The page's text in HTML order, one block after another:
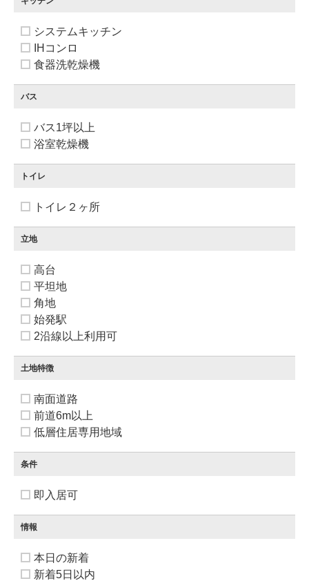
システムキッチン
IHコンロ
食器洗乾燥機
バス
バス1坪以上
浴室乾燥機
トイレ
トイレ２ヶ所
立地
高台
平坦地
角地
始発駅
2沿線以上利用可
土地特徴
南面道路
前道6m以上
低層住居専用地域
条件
即入居可
情報
本日の新着
新着5日以内